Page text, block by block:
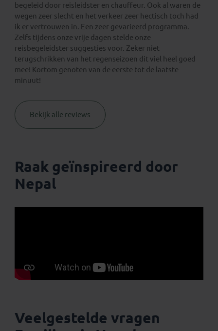
begeleid door reisleidster en chauffeur. Ook al waren de
wegen zeer slecht en het verkeer zeer hectisch toch had
ik er vertrouwen in. Een zeer gevarieerd programma.
Zelfs tijdens onze vrije dagen stelde onze
reisbegeleidster suggesties voor. Zeker niet
terugschrikken van het regenseizoen dit viel heel goed
mee! Kortom genoten van de eerste tot de laatste
minuut!
Bekijk alle reviews
Raak geïnspireerd door
Nepal
Veelgestelde vragen